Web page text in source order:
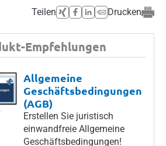
Teilen Drucken
Empfehlungen
Allgemeine
Geschäftsbedingungen
(AGB)
Erstellen Sie juristisch
einwandfreie Allgemeine
Geschäftsbedingungen!